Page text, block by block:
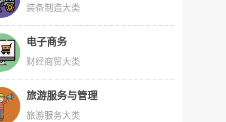
装备制造大类
电子商务
财经商贸大类
旅游服务与管理
旅游服务大类